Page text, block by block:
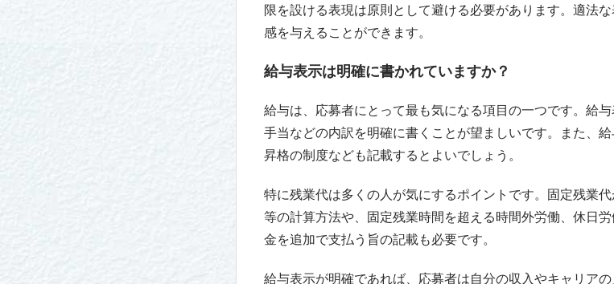
限を設ける表現は原則として避ける必要があります。適法
感を与えることができます。
給与表示は明確に書かれていますか？
給与は、応募者にとって最も気になる項目の一つです。給与
手当などの内訳を明確に書くことが望ましいです。また、
昇格の制度なども記載するとよいでしょう。
特に残業代は多くの人が気にするポイントです。固定残業
等の計算方法や、固定残業時間を超える時間外労働、休日
金を追加で支払う旨の記載も必要です。
給与表示が明確であれば、応募者は自分の収入やキャリアの